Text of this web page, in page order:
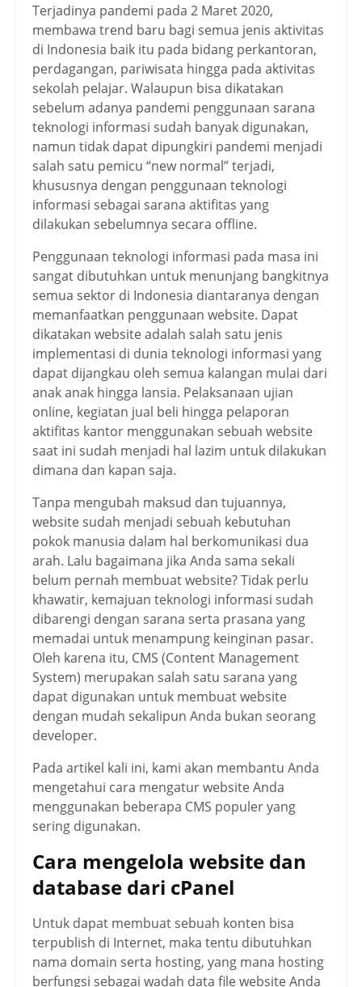
Terjadinya pandemi pada 2 Maret 2020,
membawa trend baru bagi semua jenis aktivitas
di Indonesia baik itu pada bidang perkantoran,
perdagangan, pariwisata hingga pada aktivitas
sekolah pelajar. Walaupun bisa dikatakan
sebelum adanya pandemi penggunaan sarana
teknologi informasi sudah banyak digunakan,
namun tidak dapat dipungkiri pandemi menjadi
salah satu pemicu “new normal” terjadi,
khususnya dengan penggunaan teknologi
informasi sebagai sarana aktifitas yang
dilakukan sebelumnya secara offline.
Penggunaan teknologi informasi pada masa ini
sangat dibutuhkan untuk menunjang bangkitnya
semua sektor di Indonesia diantaranya dengan
memanfaatkan penggunaan website. Dapat
dikatakan website adalah salah satu jenis
implementasi di dunia teknologi informasi yang
dapat dijangkau oleh semua kalangan mulai dari
anak anak hingga lansia. Pelaksanaan ujian
online, kegiatan jual beli hingga pelaporan
aktifitas kantor menggunakan sebuah website
saat ini sudah menjadi hal lazim untuk dilakukan
dimana dan kapan saja.
Tanpa mengubah maksud dan tujuannya,
website sudah menjadi sebuah kebutuhan
pokok manusia dalam hal berkomunikasi dua
arah. Lalu bagaimana jika Anda sama sekali
belum pernah membuat website? Tidak perlu
khawatir, kemajuan teknologi informasi sudah
dibarengi dengan sarana serta prasana yang
memadai untuk menampung keinginan pasar.
Oleh karena itu, CMS (Content Management
System) merupakan salah satu sarana yang
dapat digunakan untuk membuat website
dengan mudah sekalipun Anda bukan seorang
developer.
Pada artikel kali ini, kami akan membantu Anda
mengetahui cara mengatur website Anda
menggunakan beberapa CMS populer yang
sering digunakan.
Cara mengelola website dan
database dari cPanel
Untuk dapat membuat sebuah konten bisa
terpublish di Internet, maka tentu dibutuhkan
nama domain serta hosting, yang mana hosting
berfungsi sebagai wadah data file website Anda